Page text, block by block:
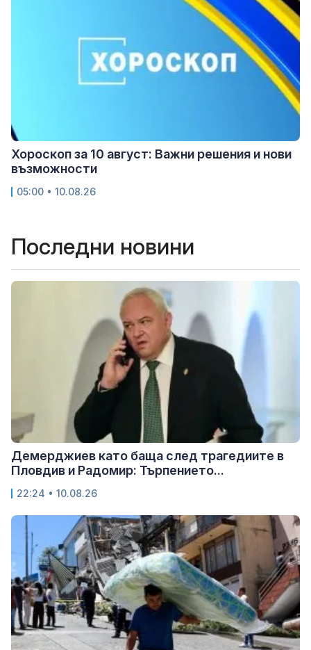
Хороскоп за 10 август: Важни решения и нови
възможности
05:00 • 10.08.26
Последни новини
Демерджиев като баща след трагедиите в
Пловдив и Радомир: Търпението...
22:24 • 10.08.26